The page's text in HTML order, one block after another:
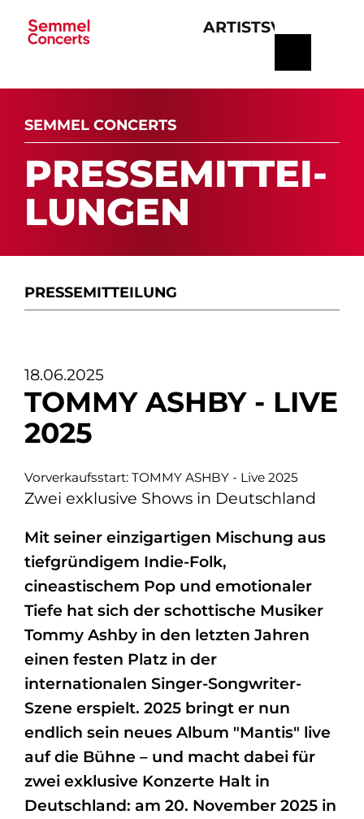
ARTISTS
SEMMEL CONCERTS
PRES­SE­MIT­TEI­
LUN­GEN
PRESSE­MITTEILUNG
18.06.2025
TOMMY ASHBY - LIVE
2025
Vorverkaufsstart: TOMMY ASHBY - Live 2025
Zwei exklusive Shows in Deutschland
Mit seiner einzigartigen Mischung aus
tiefgründigem Indie-Folk,
cineastischem Pop und emotionaler
Tiefe hat sich der schottische Musiker
Tommy Ashby in den letzten Jahren
einen festen Platz in der
internationalen Singer-Songwriter-
Szene erspielt. 2025 bringt er nun
endlich sein neues Album "Mantis" live
auf die Bühne – und macht dabei für
zwei exklusive Konzerte Halt in
Deutschland: am 20. November 2025 in